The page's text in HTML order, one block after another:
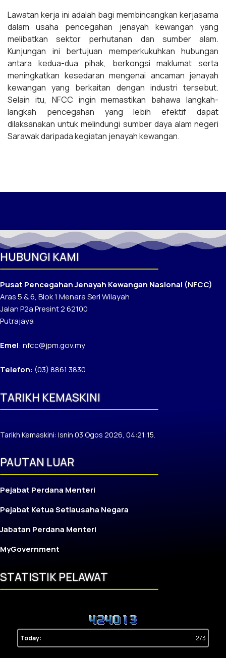
Lawatan kerja ini adalah bagi membincangkan kerjasama
dalam usaha pencegahan jenayah kewangan yang
melibatkan sektor perhutanan dan sumber alam.
Kunjungan ini bertujuan memperkukuhkan hubungan
antara kedua-dua pihak, berkongsi maklumat serta
meningkatkan kesedaran mengenai ancaman jenayah
kewangan yang berkaitan dengan industri tersebut.
Selain itu, NFCC ingin memastikan bahawa langkah-
langkah pencegahan yang lebih efektif dapat
dilaksanakan untuk melindungi sumber daya alam negeri
Sarawak daripada kegiatan jenayah kewangan.
HUBUNGI KAMI
Pusat Pencegahan Jenayah Kewangan Nasional (NFCC)
Aras 5 & 6, Blok 1 Menara Seri Wilayah
Jalan P2a Presint 2 62100
Putrajaya
Emel: nfcc@jpm.gov.my
Telefon: (03) 8861 3830
TARIKH KEMASKINI
Tarikh Kemaskini: Isnin 03 Ogos 2026, 04:21:15.
PAUTAN LUAR
Pejabat Perdana Menteri
Pejabat Ketua Setiausaha Negara
Jabatan Perdana Menteri
MyGovernment
STATISTIK PELAWAT
Today: 273